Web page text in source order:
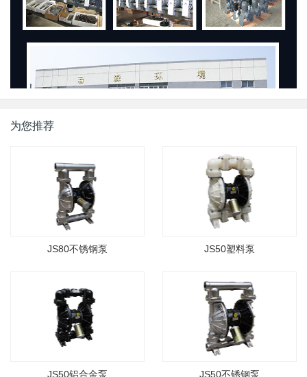
为您推荐
JS80不锈钢泵 JS50塑料泵
JS50铝合金泵 JS50不锈钢泵